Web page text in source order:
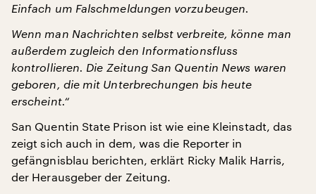
Einfach um Falschmeldungen vorzubeugen.
Wenn man Nachrichten selbst verbreite, könne man
außerdem zugleich den Informationsfluss
kontrollieren. Die Zeitung San Quentin News waren
geboren, die mit Unterbrechungen bis heute
erscheint.“
San Quentin State Prison ist wie eine Kleinstadt, das
zeigt sich auch in dem, was die Reporter in
gefängnisblau berichten, erklärt Ricky Malik Harris,
der Herausgeber der Zeitung.